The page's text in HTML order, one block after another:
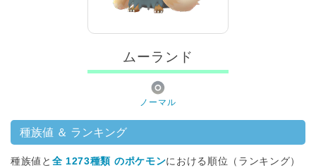
ムーランド
ノーマル
種族値 ＆ ランキング
種族値と 全 1273種類 のポケモンにおける順位（ランキング）